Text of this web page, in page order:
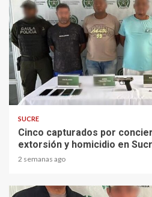
2 min read
SUCRE
Cinco capturados por
extorsión y homicidio en
2 semanas ago